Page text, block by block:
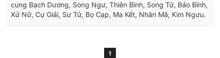
cung Bạch Dương, Song Ngư, Thiên Bình, Song Tử, Bảo Bình,
Xử Nữ, Cự Giải, Sư Tử, Bọ Cạp, Ma Kết, Nhân Mã, Kim Ngưu.
1